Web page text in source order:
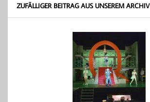
ZUFÄLLIGER BEITRAG AUS UNSEREM ARCHIV